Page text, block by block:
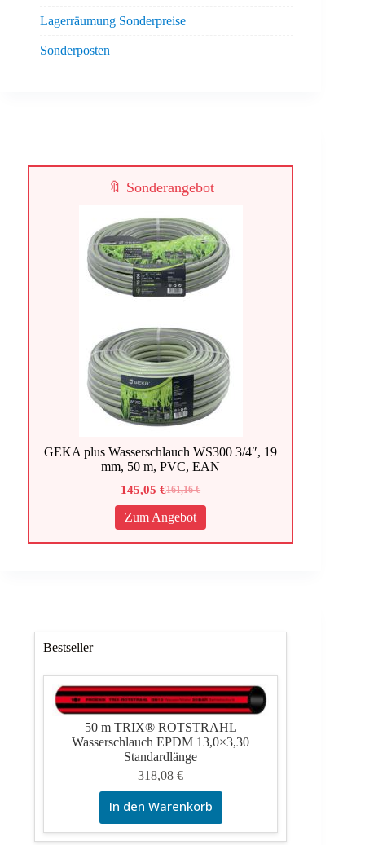
Lagerräumung Sonderpreise
Sonderposten
🔖 Sonderangebot
GEKA plus Wasserschlauch WS300 3/4″, 19
mm, 50 m, PVC, EAN
161,16€
Ursprünglicher
Preis
war:
161,16 €
145,05€
Aktueller
Preis
ist:
145,05 €.
Zum Angebot
Bestseller
50 m TRIX® ROTSTRAHL
Wasserschlauch EPDM 13,0×3,30
Standardlänge
318,08€
In den Warenkorb